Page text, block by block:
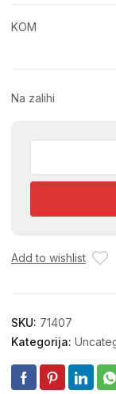
KOM
Na zalihi
041928
Add to wishlist
SKU: 71407
Kategorija: